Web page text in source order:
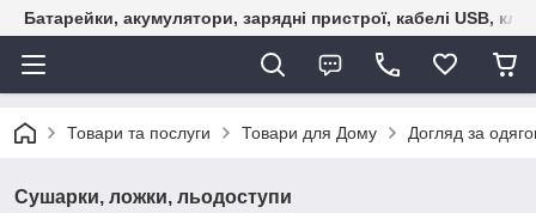
Батарейки, акумулятори, зарядні пристрої, кабелі USB,
Товари та послуги Товари для Дому Догляд за
Сушарки, ложки, льодоступи